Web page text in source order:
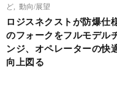
ど
動向/展望
ロジスネクストが防爆仕
のフォークをフルモデル
ンジ、オペレーターの快
向上図る